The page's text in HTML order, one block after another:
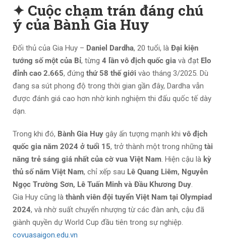
✦ Cuộc chạm trán đáng chú
ý của Bành Gia Huy
Đối thủ của Gia Huy – Daniel Dardha, 20 tuổi, là Đại kiện
tướng số một của Bỉ, từng 4 lần vô địch quốc gia và đạt Elo
đỉnh cao 2.665, đứng thứ 58 thế giới vào tháng 3/2025. Dù
đang sa sút phong độ trong thời gian gần đây, Dardha vẫn
được đánh giá cao hơn nhờ kinh nghiệm thi đấu quốc tế dày
dạn.
Trong khi đó, Bành Gia Huy gây ấn tượng mạnh khi vô địch
quốc gia năm 2024 ở tuổi 15, trở thành một trong những tài
năng trẻ sáng giá nhất của cờ vua Việt Nam. Hiện cậu là kỳ
thủ số năm Việt Nam, chỉ xếp sau Lê Quang Liêm, Nguyễn
Ngọc Trường Sơn, Lê Tuấn Minh và Đầu Khương Duy.
Gia Huy cũng là thành viên đội tuyển Việt Nam tại Olympiad
2024, và nhờ suất chuyển nhượng từ các đàn anh, cậu đã
giành quyền dự World Cup đầu tiên trong sự nghiệp.
covuasaigon.edu.vn